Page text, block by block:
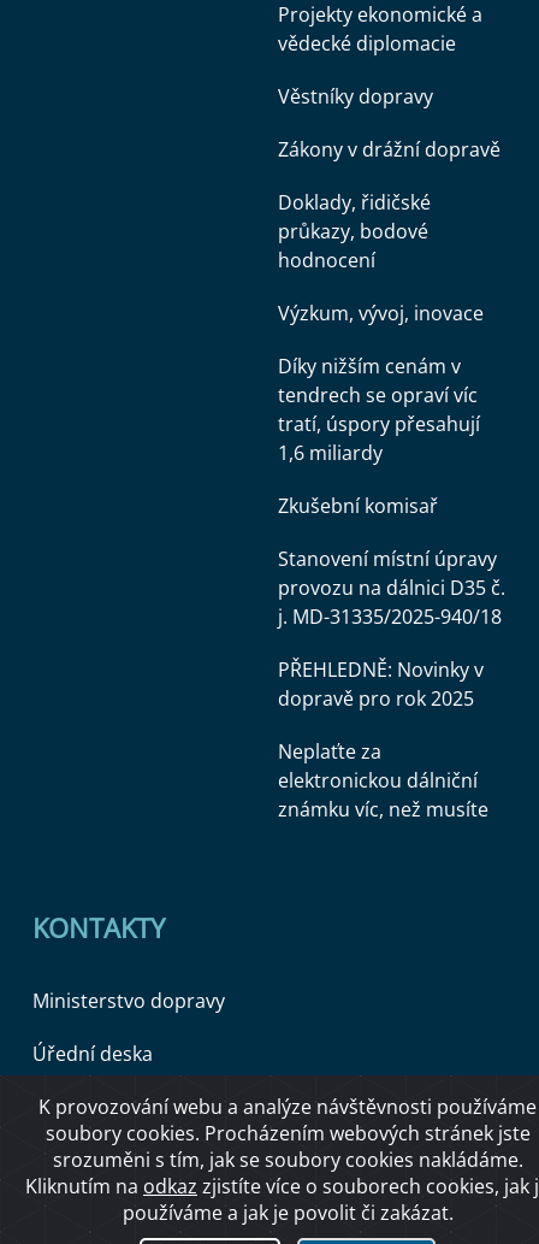
Projekty ekonomické a
vědecké diplomacie
Věstníky dopravy
Zákony v drážní dopravě
Doklady, řidičské
průkazy, bodové
hodnocení
Výzkum, vývoj, inovace
Díky nižším cenám v
tendrech se opraví víc
tratí, úspory přesahují
1,6 miliardy
Zkušební komisař
Stanovení místní úpravy
provozu na dálnici D35 č.
j. MD-31335/2025-940/18
PŘEHLEDNĚ: Novinky v
dopravě pro rok 2025
Neplaťte za
elektronickou dálniční
známku víc, než musíte
KONTAKTY
Ministerstvo dopravy
Úřední deska
Copyright © 2026 Ministerstvo dopravy ČR
O přístupnosti
K provozování webu a analýze návštěvnosti používáme
soubory cookies. Procházením webových stránek jste
srozuměni s tím, jak se soubory cookies nakládáme.
Kliknutím na odkaz zjistíte více o souborech cookies, jak
používáme a jak je povolit či zakázat.